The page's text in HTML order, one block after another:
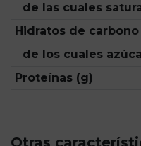
de las cuales
Hidratos de carbono
de los cuales
Proteínas (g)